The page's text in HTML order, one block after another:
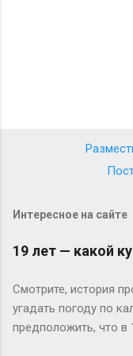
Интересное на сайте
19 лет — какой
Смотрите, история
угадать погоду по
предположить, что в